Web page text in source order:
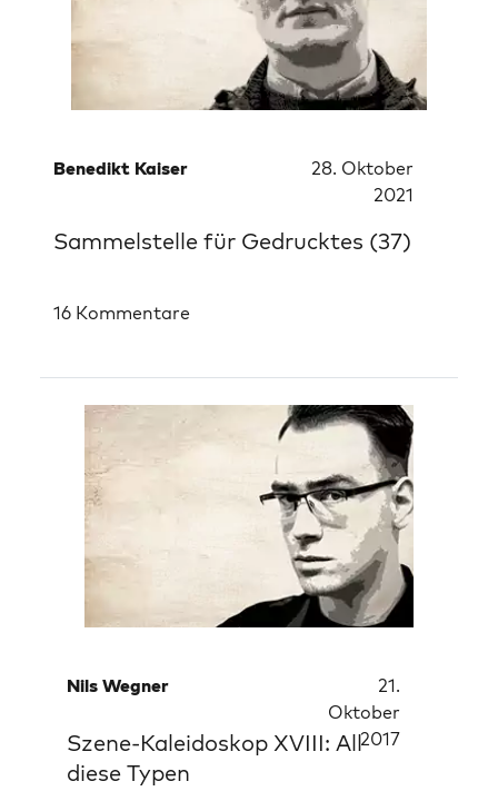
Benedikt Kaiser
28. Oktober
2021
Sammelstelle für Gedrucktes (37)
16 Kommentare
Nils Wegner
21.
Oktober
2017
Szene-Kaleidoskop XVIII: All
diese Typen